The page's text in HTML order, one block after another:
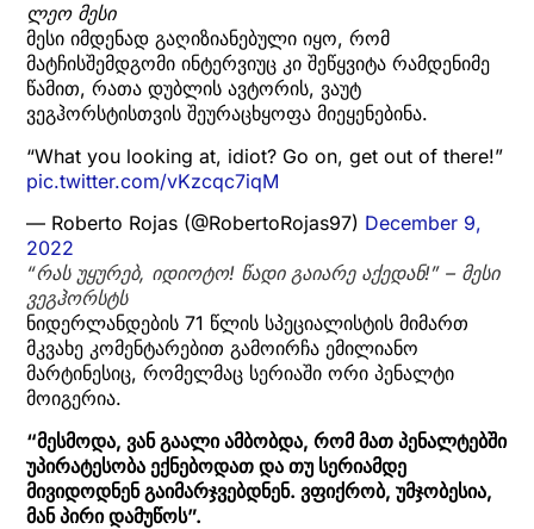
ლეო მესი
მესი იმდენად გაღიზიანებული იყო, რომ
მატჩისშემდგომი ინტერვიუც კი შეწყვიტა რამდენიმე
წამით, რათა დუბლის ავტორის, ვაუტ
ვეგჰორსტისთვის შეურაცხყოფა მიეყენებინა.
“What you looking at, idiot? Go on, get out of there!”
pic.twitter.com/vKzcqc7iqM
— Roberto Rojas (@RobertoRojas97) December 9,
2022
“რას უყურებ, იდიოტო! წადი გაიარე აქედან!” – მესი
ვეგჰორსტს
ნიდერლანდების 71 წლის სპეციალისტის მიმართ
მკვახე კომენტარებით გამოირჩა ემილიანო
მარტინესიც, რომელმაც სერიაში ორი პენალტი
მოიგერია.
“მესმოდა, ვან გაალი ამბობდა, რომ მათ პენალტებში
უპირატესობა ექნებოდათ და თუ სერიამდე
მივიდოდნენ გაიმარჯვებდნენ. ვფიქრობ, უმჯობესია,
მან პირი დამუწოს”.